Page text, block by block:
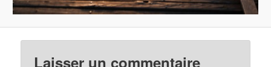
Laisser un commentaire